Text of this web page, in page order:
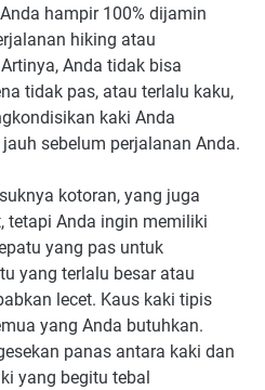
hampir 100% dijamin
hiking atau
Anda tidak bisa
tidak pas, atau terlalu kaku,
kaki Anda
sebelum perjalanan Anda.
kotoran, yang juga
tetapi Anda ingin memiliki
yang pas untuk
yang terlalu besar atau
lecet. Kaus kaki tipis
yang Anda butuhkan.
panas antara kaki dan
yang begitu tebal